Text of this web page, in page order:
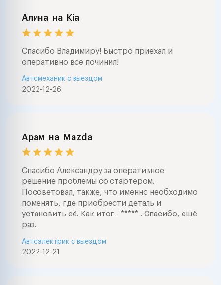
Алина на Kia
Спасибо Владимиру! Быстро приехал и
оперативно все починил!
2022-12-26
Автомеханик с выездом
Арам на Mazda
Спасибо Александру за оперативное
решение проблемы со стартером.
Посоветовал, также, что именно необходимо
поменять, где приобрести деталь и
установить её. Как итог - ***** . Спасибо, ещё
раз.
2022-12-21
Автоэлектрик с выездом